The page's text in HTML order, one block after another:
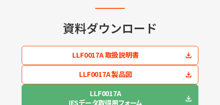
資料ダウンロード
LLF0017A 取扱説明書
LLF0017A 製品図
LLF0017A
IESデータ取得用フォーム